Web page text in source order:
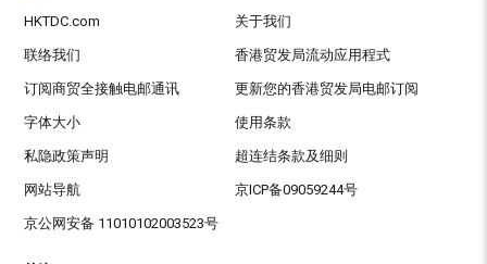
HKTDC.com 关于我们
联络我们 香港贸发局流动应用程式
订阅商贸全接触电邮通讯 更新您的香港贸发局电邮订阅
字体大小 使用条款
私隐政策声明 超连结条款及细则
网站导航 京ICP备09059244号
京公网安备 11010102003523号